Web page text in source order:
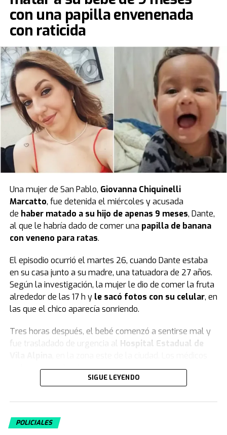
con una papilla envenenada
con raticida
Una mujer de San Pablo, Giovanna Chiquinelli
Marcatto, fue detenida el miércoles y acusada
de haber matado a su hijo de apenas 9 meses, Dante,
al que le habría dado de comer una papilla de banana
con veneno para ratas.
El episodio ocurrió el martes 26, cuando Dante estaba
en su casa junto a su madre, una tatuadora de 27 años.
Según la investigación, la mujer le dio de comer la fruta
alrededor de las 17 h y le sacó fotos con su celular, en
las que el chico aparecía sonriendo.
Tres horas después, el bebé comenzó a sentirse mal y
fue trasladado de urgencia al Hospital Estadual de
no lograron salvarlo.
El informe forense y la declaración de la
Según las primeras pericias forenses, el pequeño Dante
SIGUE LEYENDO
POLICIALES